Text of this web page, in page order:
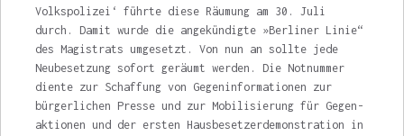
Volkspolizei‘ führte diese Räumung am 30. Juli
durch. Damit wurde die angekündig­te »Berliner Linie“
des Magistrats umgesetzt. Von nun an sollte jede
Neubesetzung sofort geräumt werden. Die Notnummer
diente zur Schaffung von Gegeninformationen zur
bürger­lichen Presse und zur Mobilisierung für Gegen­
aktionen und der ersten Hausbesetzerdemonstration in